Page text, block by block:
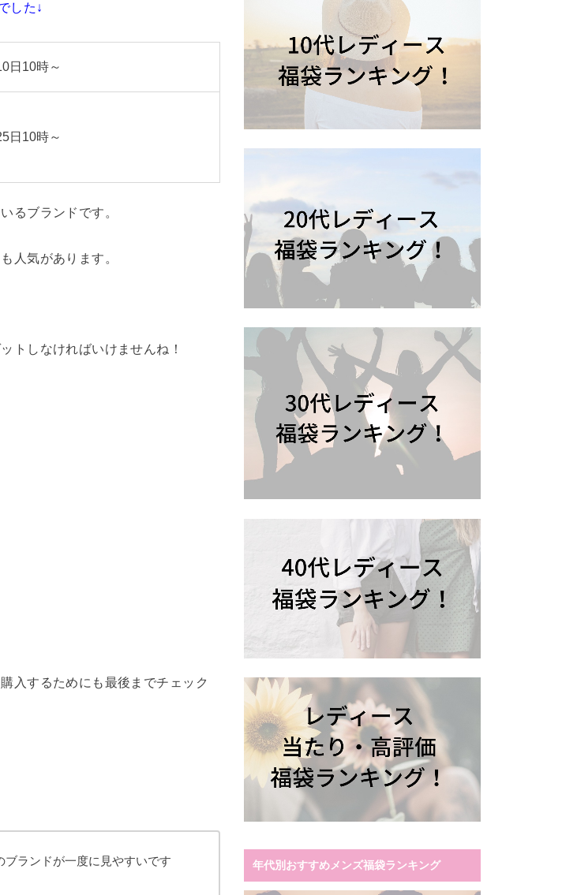
した↓
日10時～
日10時～
るブランドです。
人気があります。
トしなければいけませんね！
入するためにも最後までチェック
ランドが一度に見やすいです
年代別おすすめメンズ福袋ランキング